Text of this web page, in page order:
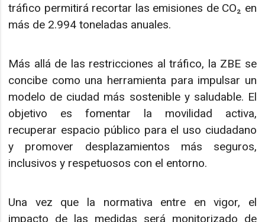
tráfico permitirá recortar las emisiones de CO₂ en
más de 2.994 toneladas anuales.
Más allá de las restricciones al tráfico, la ZBE se
concibe como una herramienta para impulsar un
modelo de ciudad más sostenible y saludable. El
objetivo es fomentar la movilidad activa,
recuperar espacio público para el uso ciudadano
y promover desplazamientos más seguros,
inclusivos y respetuosos con el entorno.
Una vez que la normativa entre en vigor, el
impacto de las medidas será monitorizado de